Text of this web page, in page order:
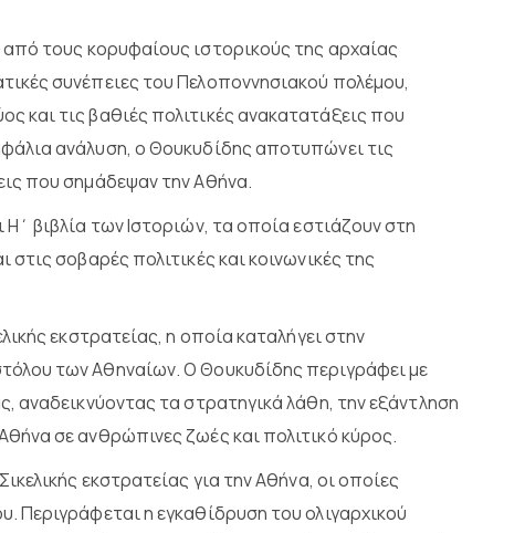
από τους κορυφαίους ιστορικούς της αρχαίας
συνέπειες του Πελοποννησιακού πολέμου,
και τις βαθιές πολιτικές ανακατατάξεις που
ανάλυση, ο Θουκυδίδης αποτυπώνει τις
που σημάδεψαν την Αθήνα.
βιβλία των Ιστοριών, τα οποία εστιάζουν στη
σοβαρές πολιτικές και κοινωνικές της
εκστρατείας, η οποία καταλήγει στην
των Αθηναίων. Ο Θουκυδίδης περιγράφει με
αναδεικνύοντας τα στρατηγικά λάθη, την εξάντληση
σε ανθρώπινες ζωές και πολιτικό κύρος.
εκστρατείας για την Αθήνα, οι οποίες
Περιγράφεται η εγκαθίδρυση του ολιγαρχικού